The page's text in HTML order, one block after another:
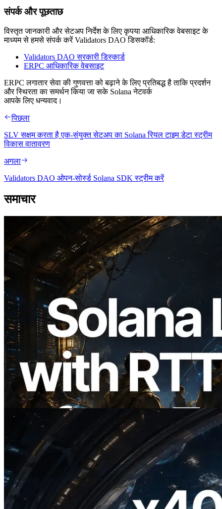
संपर्क और पूछताछ
विस्तृत जानकारी और सेटअप निर्देश के लिए कृपया आधिकारिक वेबसाइट के
माध्यम से हमसे संपर्क करें Validators DAO डिसकॉर्ड:
Validators DAO सरकारी डिस्कार्ड
ERPC आधिकारिक वेबसाइट
ERPC लगातार सेवा की गुणवत्ता को बढ़ाने के लिए प्रतिबद्ध है ताकि प्रदर्शन
और स्थिरता का समर्थन किया जा सके Solana नेटवर्क
आपके लिए धन्यवाद।
पिछला
SLV सक्षम करता है एक-संयुक्त सेटअप का Solana रियल टाइम डेटा स्ट्रीम
विकास वातावरण
अगला
Validators DAO ओपन-सोर्स्ड Solana SDK स्ट्रीम करें
समाचार
2026.08.05
ERPC का Solana Leader Slot API अब 7
वैश्विक क्षेत्रों से ping मापता है — Validators
Information API भी लॉन्च
यह लेख पढ़ें